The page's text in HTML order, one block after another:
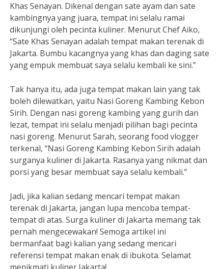
Khas Senayan. Dikenal dengan sate ayam dan sate
kambingnya yang juara, tempat ini selalu ramai
dikunjungi oleh pecinta kuliner. Menurut Chef Aiko,
“Sate Khas Senayan adalah tempat makan terenak di
Jakarta. Bumbu kacangnya yang khas dan daging sate
yang empuk membuat saya selalu kembali ke sini.”
Tak hanya itu, ada juga tempat makan lain yang tak
boleh dilewatkan, yaitu Nasi Goreng Kambing Kebon
Sirih. Dengan nasi goreng kambing yang gurih dan
lezat, tempat ini selalu menjadi pilihan bagi pecinta
nasi goreng. Menurut Sarah, seorang food vlogger
terkenal, “Nasi Goreng Kambing Kebon Sirih adalah
surganya kuliner di Jakarta. Rasanya yang nikmat dan
porsi yang besar membuat saya selalu kembali.”
Jadi, jika kalian sedang mencari tempat makan
terenak di Jakarta, jangan lupa mencoba tempat-
tempat di atas. Surga kuliner di Jakarta memang tak
pernah mengecewakan! Semoga artikel ini
bermanfaat bagi kalian yang sedang mencari
referensi tempat makan enak di ibukota. Selamat